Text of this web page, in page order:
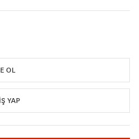
OL
YAP